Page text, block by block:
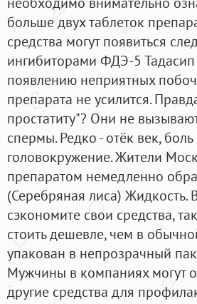
больше двух таблеток
средства могут появиться
ингибиторами ФДЭ-5 Тадасип
появлению неприятных
препарата не усилится.
простатиту"? Они не
спермы. Редко - отёк век,
головокружение. Жители
препаратом немедленно
(Серебряная лиса) Жидкость.
сэкономите свои средства,
стоить дешевле, чем в
упакован в непрозрачный
Мужчины в компаниях могут
другие средства для